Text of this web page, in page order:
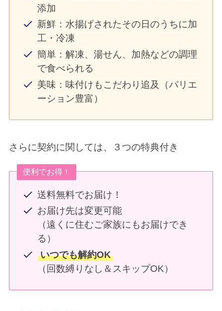
添加
新鮮：水揚げされたその日のうちに加
工・冷凍
簡単：解凍、湯せん、加熱などの調理
で食べられる
美味：味付けもこだわり追及（バリエ
ーション豊富）
さらに契約に関しては、３つの特典付き
便利でお得！
送料無料でお届け！
お届け先は変更可能
（遠くに住むご家族にもお届けでき
る）
いつでも解約OK
（回数縛りなし＆スキップOK）